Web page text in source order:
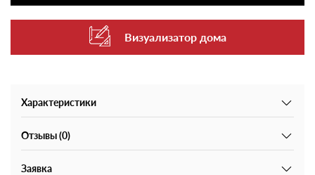
Визуализатор дома
Характеристики
Отзывы (0)
Заявка